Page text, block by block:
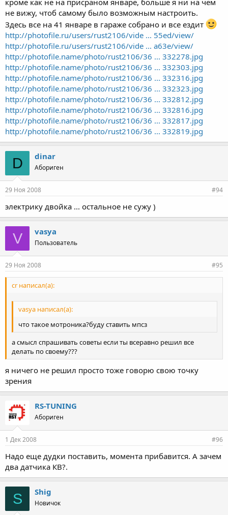
не вижу, чтоб самому было возможным настроить.
Здесь все на 41 январе в гараже собрано и все ездит
http://photofile.ru/users/rust2106/vide ... 55ed/view/
http://photofile.ru/users/rust2106/vide ... a63e/view/
http://photofile.name/photo/rust2106/36 ... 332278.jpg
http://photofile.name/photo/rust2106/36 ... 332303.jpg
http://photofile.name/photo/rust2106/36 ... 332316.jpg
http://photofile.name/photo/rust2106/36 ... 332323.jpg
http://photofile.name/photo/rust2106/36 ... 332812.jpg
http://photofile.name/photo/rust2106/36 ... 332816.jpg
http://photofile.name/photo/rust2106/36 ... 332817.jpg
http://photofile.name/photo/rust2106/36 ... 332819.jpg
D dinar
Абориген
29 Ноя 2008 #94
электрику двойка ... остальное не сужу )
V vasya
Пользователь
29 Ноя 2008 #95
cr написал(а):
vasya написал(а):
что такое мотроника?буду ставить мпсз
а смысл спрашивать советы если ты всеравно решил все
делать по своему???
я ничего не решил просто тоже говорю свою точку
зрения
RS-TUNING
Абориген
1 Дек 2008 #96
Надо еще дудки поставить, момента прибавится. А зачем
два датчика КВ?.
S Shig
Новичок